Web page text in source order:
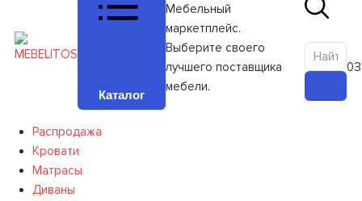
Каталог
Мебельный
маркетплейс.
Выберите своего
лучшего поставщика
мебели.
0
Распродажа
Кровати
Матрасы
Диваны